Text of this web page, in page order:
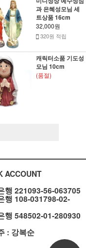
과 은혜성모님 세
트상품 16cm
32,000원
320원 적립
캐릭터소품 기도성
모님 10cm
(품절)
ACCOUNT
행 221093-56-063705
행 108-031798-02-
행 548502-01-280930
: 강복순